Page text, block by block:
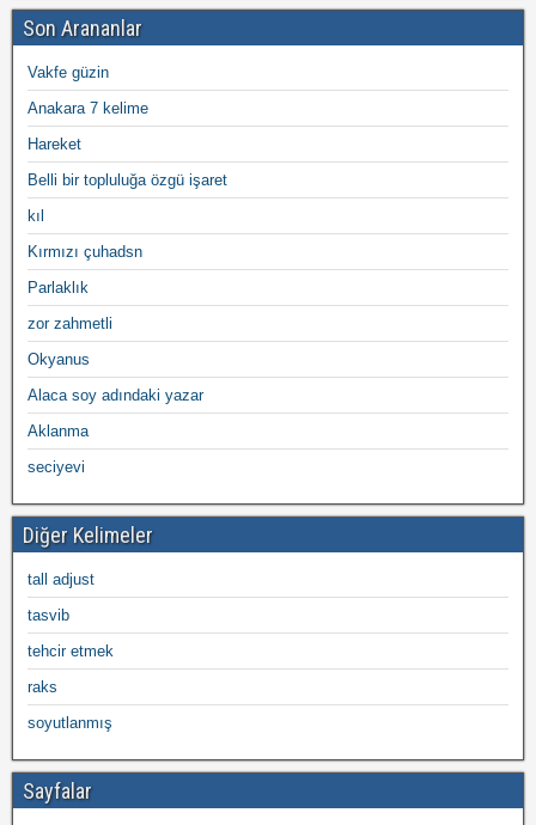
Son Arananlar
Vakfe güzin
Anakara 7 kelime
Hareket
Belli bir topluluğa özgü işaret
kıl
Kırmızı çuhadsn
Parlaklık
zor zahmetli
Okyanus
Alaca soy adındaki yazar
Aklanma
seciyevi
Diğer Kelimeler
tall adjust
tasvib
tehcir etmek
raks
soyutlanmış
Sayfalar